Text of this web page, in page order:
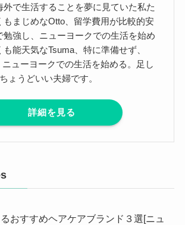
外で生活することを夢に見ていた私た
もまじめなOtto、留学費用が比較的安
勉強し、ニューヨークでの生活を始め
能天気なTsuma、特に準備せず、
ューヨークでの生活を始める。足し
ょうどいい夫婦です。
詳細を見る
おすすめヘアケアブランド３選[ニュ